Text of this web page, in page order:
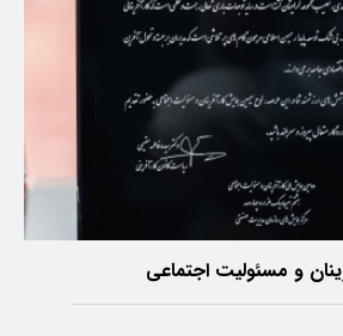
و مسئولیت اجتماعی